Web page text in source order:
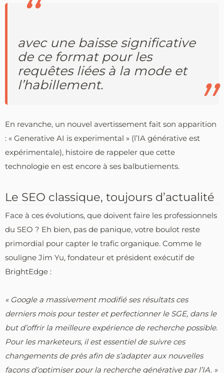
avec une baisse significative
de ce format pour les
requêtes liées à la mode et
l’habillement.
En revanche, un nouvel avertissement fait son apparition
: « Generative AI is experimental » (l’IA générative est
expérimentale), histoire de rappeler que cette
technologie en est encore à ses balbutiements.
Le SEO classique, toujours d’actualité
Face à ces évolutions, que doivent faire les professionnels
du SEO ? Eh bien, pas de panique, votre boulot reste
primordial pour capter le trafic organique. Comme le
souligne Jim Yu, fondateur et président exécutif de
BrightEdge :
« Google a massivement modifié ses résultats ces
derniers mois pour tester et perfectionner le SGE, dans le
but d’offrir la meilleure expérience de recherche possible.
Pour les marketeurs, il est essentiel de suivre ces
changements de près afin de s’adapter aux nouvelles
façons d’optimiser pour la recherche générative par l’IA. »